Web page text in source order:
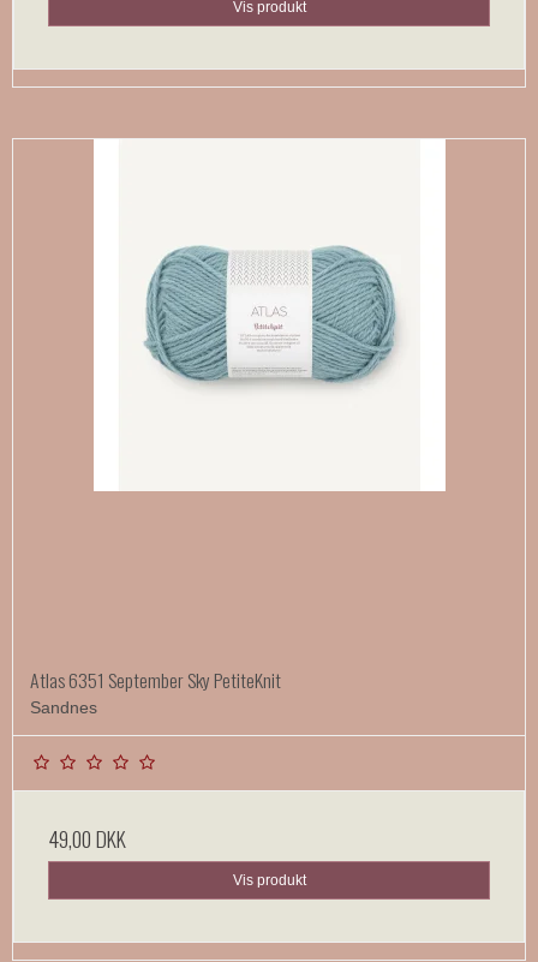
Vis produkt
Atlas 6351 September Sky PetiteKnit
Sandnes
49,00 DKK
Vis produkt